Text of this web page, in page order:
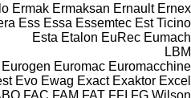
Ermak Ermaksan Ernault Ernex
Ess Essa Essemtec Est Ticino
Esta Etalon EuRec Eumach
LBM
Eurogen Euromac Euromacchine
Evo Ewag Exact Exaktor Excel
FAC FAM FAT FFI FG Wilson